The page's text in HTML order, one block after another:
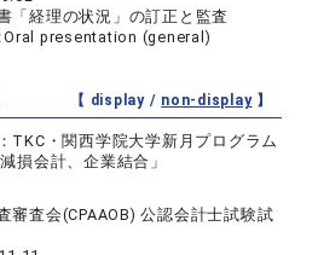
「経理の状況」の訂正と監査
Oral presentation (general)
【 display / non-display】
TKC・関西学院大学新月プログラム
損会計、企業結合」
審査会(CPAAOB) 公認会計士試験試